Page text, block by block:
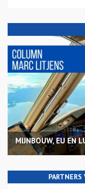
MIJNBOUW, EU EN